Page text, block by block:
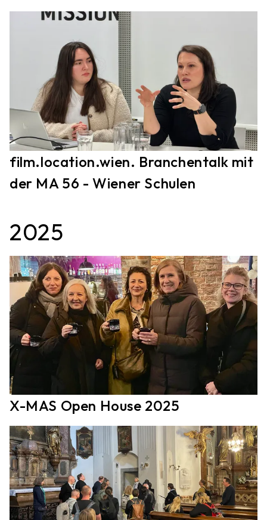
film.location.wien. Branchentalk mit
der MA 56 - Wiener Schulen
2025
X-MAS Open House 2025